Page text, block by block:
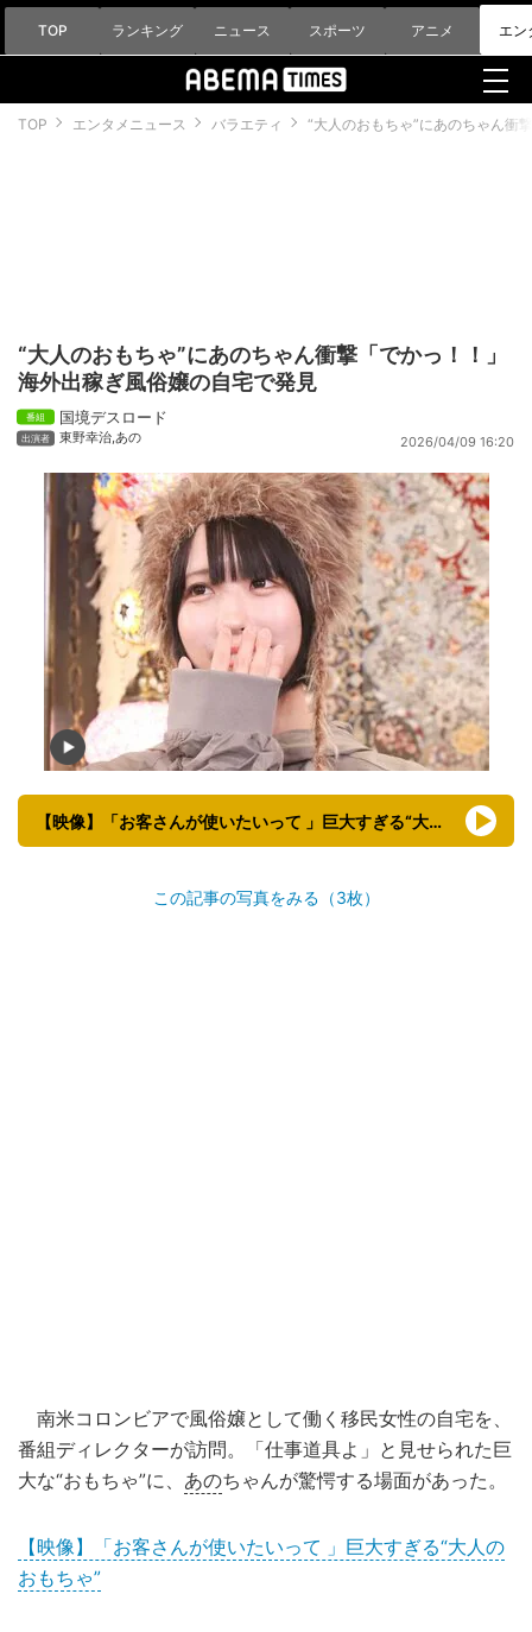
TOP ランキング ニュース スポーツ アニメ エン
TOP エンタメニュース バラエティ “大人のおもちゃ”にあのちゃん衝
“大人のおもちゃ”にあのちゃん衝撃「でかっ！！」
海外出稼ぎ風俗嬢の自宅で発見
国境デスロード
東野幸治,あの 2026/04/09 16:20
【映像】「お客さんが使いたいって 」巨大すぎる“大人のおもちゃ”
この記事の写真をみる（3枚）
南米コロンビアで風俗嬢として働く移民女性の自宅を、
番組ディレクターが訪問。「仕事道具よ」と見せられた巨
大な“おもちゃ”に、 あのちゃんが驚愕する場面があった。
【映像】「お客さんが使いたいって 」巨大すぎる“大人の
おもちゃ”